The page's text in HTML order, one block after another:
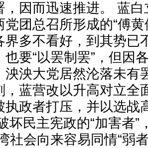
，因而迅速推进。 蓝
团总召所形成的“傅
界多不看好，到其势已
要“以罢制罢”，但因
泱泱大党居然沦落未有
，蓝营改以升高对立全
执政者打压，并以选战
坏民主宪政的“加害者”
社会向来容易同情“弱